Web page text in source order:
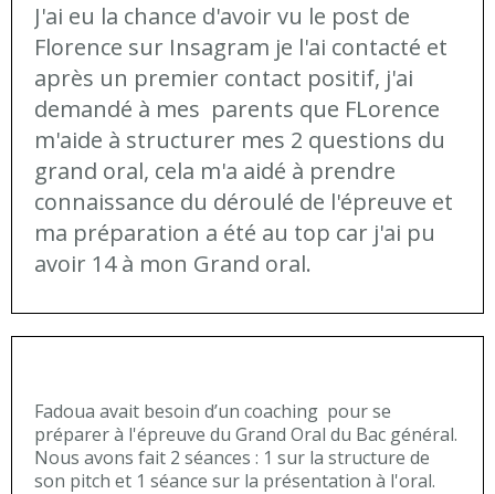
J'ai eu la chance d'avoir vu le post de
Florence sur Insagram je l'ai contacté et
après un premier contact positif, j'ai
demandé à mes parents que FLorence
m'aide à structurer mes 2 questions du
grand oral, cela m'a aidé à prendre
connaissance du déroulé de l'épreuve et
ma préparation a été au top car j'ai pu
avoir 14 à mon Grand oral.
Fadoua avait besoin d’un coaching pour se
préparer à l'épreuve du Grand Oral du Bac général.
Nous avons fait 2 séances : 1 sur la structure de
son pitch et 1 séance sur la présentation à l'oral.